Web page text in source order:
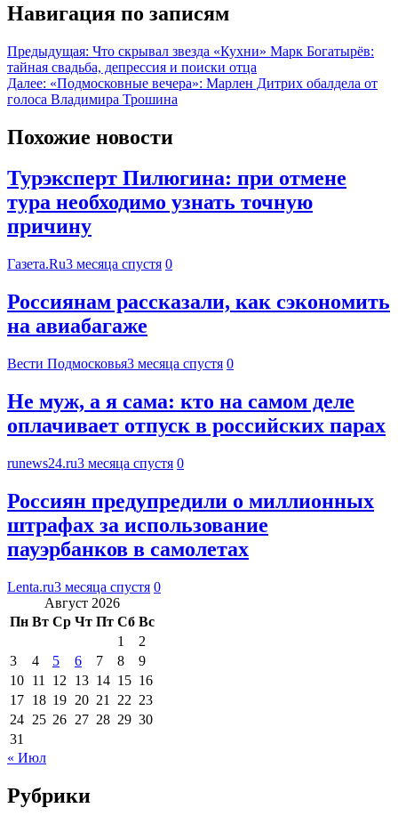
Навигация по записям
Предыдущая: Что скрывал звезда «Кухни» Марк Богатырёв:
тайная свадьба, депрессия и поиски отца
Далее: «Подмосковные вечера»: Марлен Дитрих обалдела от
голоса Владимира Трошина
Похожие новости
Турэксперт Пилюгина: при отмене
тура необходимо узнать точную
причину
Газета.Ru3 месяца спустя 0
Россиянам рассказали, как сэкономить
на авиабагаже
Вести Подмосковья3 месяца спустя 0
Не муж, а я сама: кто на самом деле
оплачивает отпуск в российских парах
runews24.ru3 месяца спустя 0
Россиян предупредили о миллионных
штрафах за использование
пауэрбанков в самолетах
Lenta.ru3 месяца спустя 0
Август 2026
Пн Вт Ср Чт Пт Сб Вс
1
2
3
4 5 6 7 8
9
10 11 12 13 14 15 16
17 18 19 20 21 22 23
24 25 26 27 28 29 30
31
« Июл
Рубрики